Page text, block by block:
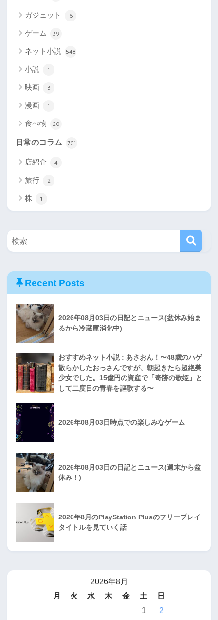
ガジェット 6
ゲーム 39
ネット小説 548
小説 1
映画 3
漫画 1
食べ物 20
日常のコラム 701
店紹介 4
旅行 2
株 1
Recent Posts
2026年08月03日の日記とニュース(盆休み始ま
るから冷蔵庫消化中)
おすすめネット小説 : あさおん！〜48歳のハゲ
散らかしたおっさんですが、朝起きたら超絶美
少女でした。15億円の資産で「奇跡の歌姫」と
して二度目の青春を謳歌する〜
2026年08月03日時点での楽しみなゲーム
2026年08月03日の日記とニュース(週末から盆
休み！)
2026年8月のPlayStation Plusのフリープレイ
タイトルを見ていく話
2026年8月
月
火 水 木 金 土
日
1
2